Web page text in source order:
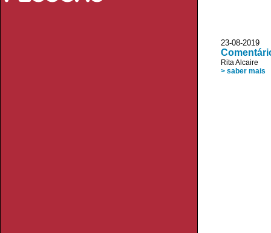
23-08-
Rita Alcaire
> saber mais